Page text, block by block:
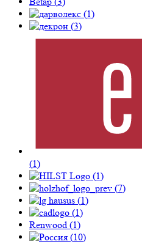
(1)
(3)
(1)
(1)
(7)
(1)
(1)
Renwood (1)
(10)